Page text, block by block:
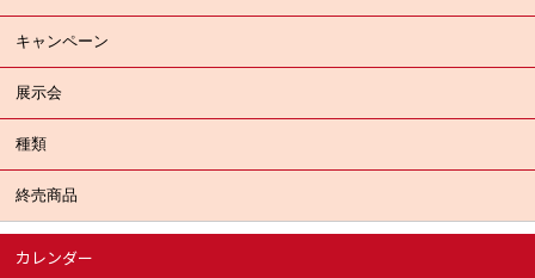
キャンペーン
展示会
種類
終売商品
カレンダー